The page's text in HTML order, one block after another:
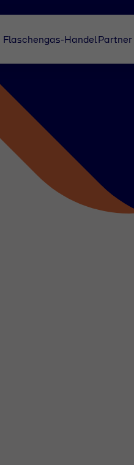
Flaschengas-Handel Partner